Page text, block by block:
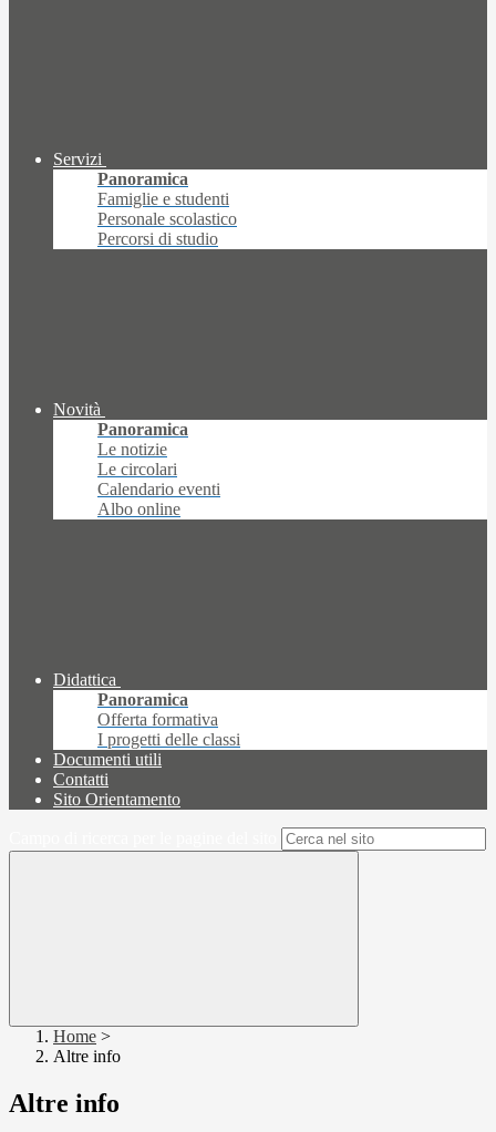
Servizi
Panoramica
Famiglie e studenti
Personale scolastico
Percorsi di studio
Novità
Panoramica
Le notizie
Le circolari
Calendario eventi
Albo online
Didattica
Panoramica
Offerta formativa
I progetti delle classi
Documenti utili
Contatti
Sito Orientamento
Home >
Altre info
Altre info